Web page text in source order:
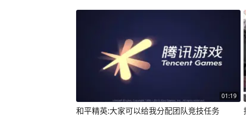
01:19
和平精英:大家可以给我分配团队竞技任务